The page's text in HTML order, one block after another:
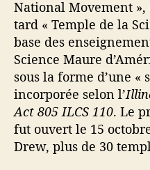
National Movement
tard « Temple de la
base des
Science Maure
sous la forme d’une «
incorporée selon l’
Act 805 ILCS 110. Le
fut ouvert le 15
Drew, plus de 30